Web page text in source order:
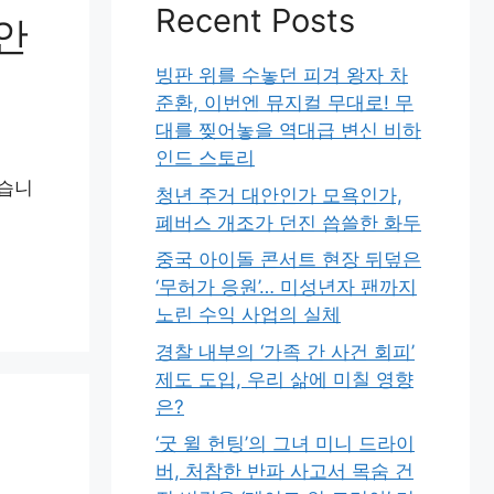
니
Recent Posts
빙판 위를 수놓던 피겨 왕자 차
준환, 이번엔 뮤지컬 무대로! 무
대를 찢어놓을 역대급 변신 비하
인드 스토리
청년 주거 대안인가 모욕인가,
폐버스 개조가 던진 씁쓸한 화두
중국 아이돌 콘서트 현장 뒤덮은
‘무허가 응원’… 미성년자 팬까지
노린 수익 사업의 실체
경찰 내부의 ‘가족 간 사건 회피’
제도 도입, 우리 삶에 미칠 영향
은?
‘굿 윌 헌팅’의 그녀 미니 드라이
버, 처참한 반파 사고서 목숨 건